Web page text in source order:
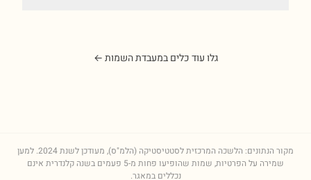
גלו עוד כלים במעבדת השמות ←
מקור הנתונים: הלשכה המרכזית לסטטיסטיקה (הלמ"ס), מעודכן לשנת2024. למען
שמירה על הפרטיות, שמות שהופיעו פחות מ-5 פעמים בשנה קלנדרית אינם
נכללים במאגר.